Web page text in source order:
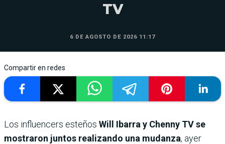
TV
6 DE AGOSTO DE 2026 11:17
Compartir en redes
Los influencers esteños Will Ibarra y Chenny TV se
mostraron juntos realizando una mudanza, ayer